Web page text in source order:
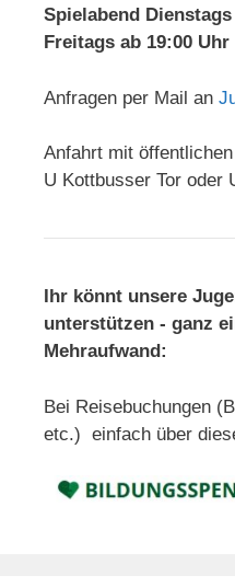
Spielabend
Freitags ab 19:00 Uhr
Anfragen per Mail an
Anfahrt mit
U Kottbusser Tor oder
Ihr könnt unsere
unterstützen - ganz
Mehraufwand:
Bei Reisebuchungen
etc.) einfach über